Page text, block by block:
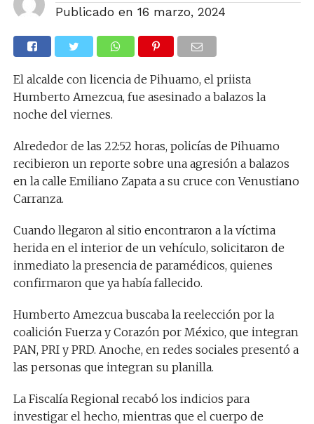
Publicado en 16 marzo, 2024
El alcalde con licencia de Pihuamo, el priista
Humberto Amezcua, fue asesinado a balazos la
noche del viernes.
Alrededor de las 22:52 horas, policías de Pihuamo
recibieron un reporte sobre una agresión a balazos
en la calle Emiliano Zapata a su cruce con Venustiano
Carranza.
Cuando llegaron al sitio encontraron a la víctima
herida en el interior de un vehículo, solicitaron de
inmediato la presencia de paramédicos, quienes
confirmaron que ya había fallecido.
Humberto Amezcua buscaba la reelección por la
coalición Fuerza y Corazón por México, que integran
PAN, PRI y PRD. Anoche, en redes sociales presentó a
las personas que integran su planilla.
La Fiscalía Regional recabó los indicios para
investigar el hecho, mientras que el cuerpo de